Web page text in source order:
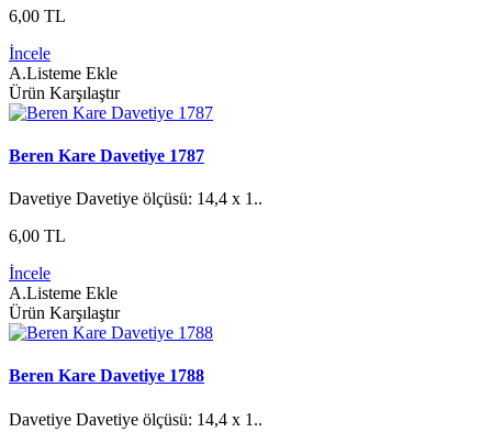
6,00 TL
İncele
A.Listeme Ekle
Ürün Karşılaştır
Beren Kare Davetiye 1787
Davetiye Davetiye ölçüsü: 14,4 x 1..
6,00 TL
İncele
A.Listeme Ekle
Ürün Karşılaştır
Beren Kare Davetiye 1788
Davetiye Davetiye ölçüsü: 14,4 x 1..